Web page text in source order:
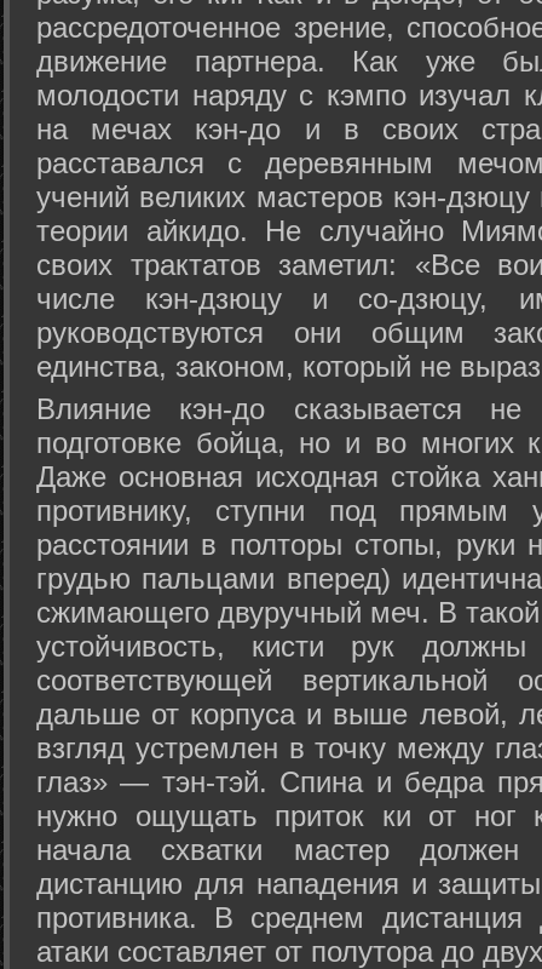
рассредоточенное зрение,
движение партнера. Как уже
молодости наряду с кэмпо изучал
на мечах кэн-до и в своих
расставался с деревянным
учений великих мастеров кэн-
теории айкидо. Не случайно
своих трактатов заметил: «Все
числе кэн-дзюцу и со-дзюцу,
руководствуются они общим
единства, законом, который не
Влияние кэн-до сказывается не
подготовке бойца, но и во многих
Даже основная исходная стойка
противнику, ступни под прямым
расстоянии в полторы стопы, руки
грудью пальцами вперед)
сжимающего двуручный меч. В
устойчивость, кисти рук
соответствующей
дальше от корпуса и выше левой,
взгляд устремлен в точку между
глаз» — тэн-тэй. Спина и бедра
нужно ощущать приток ки от
начала схватки мастер должен
дистанцию для нападения и
противника. В среднем
атаки составляет от полутора до